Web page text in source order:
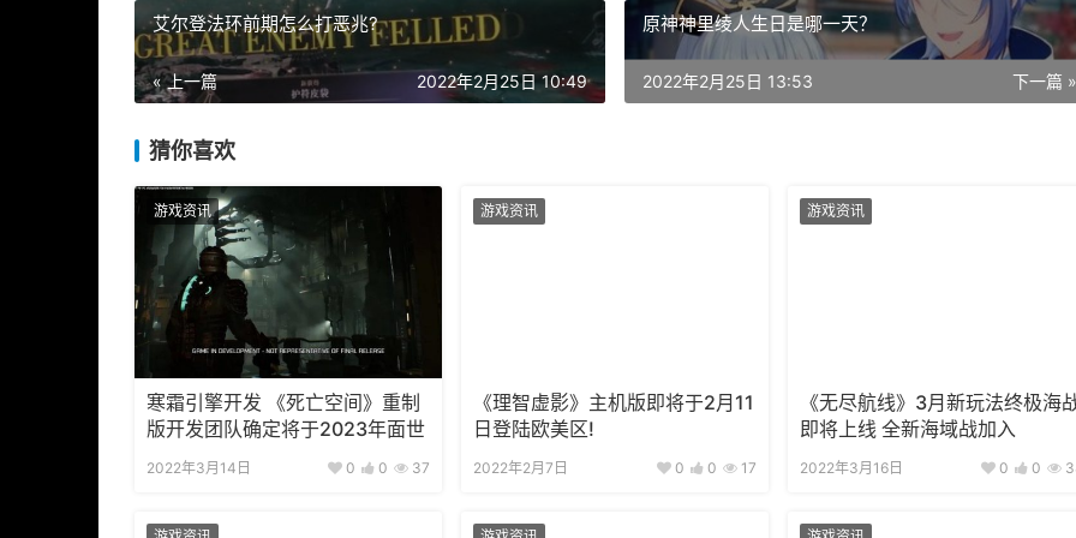
艾尔登法环前期怎么打恶兆?
« 上一篇 2022年2月25日 10:49
原神神里绫人生日是哪一天？
下一篇 »
2022年2月25日 13:53
猜你喜欢
游戏资讯
寒霜引擎开发 《死亡空间》重制
版开发团队确定将于2023年面世
2022年3月14日 0 0 37
游戏资讯
《理智虚影》主机版即将于2月11
日登陆欧美区!
2022年2月7日 0 0 17
游戏资讯
《无尽航线》3月新玩法终极海
即将上线 全新海域战加入
2022年3月16日 0 0